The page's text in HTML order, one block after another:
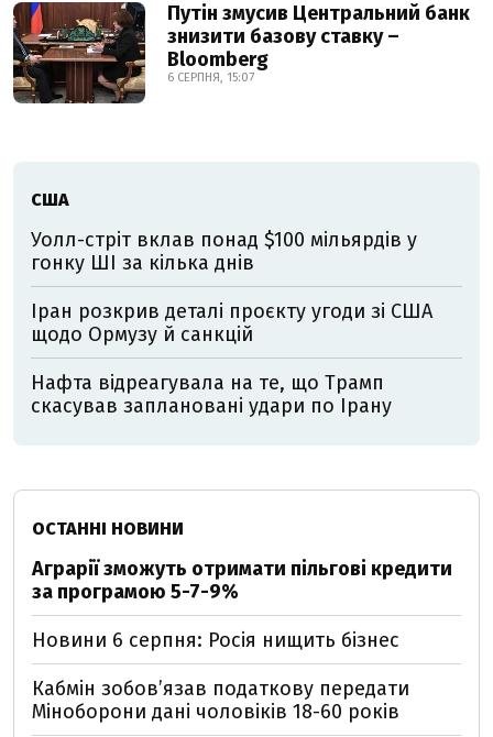
Путін змусив Центральний банк
знизити базову ставку –
Bloomberg
6 СЕРПНЯ, 15:07
США
Уолл-стріт вклав понад $100 мільярдів у
гонку ШІ за кілька днів
Іран розкрив деталі проєкту угоди зі США
щодо Ормузу й санкцій
Нафта відреагувала на те, що Трамп
скасував заплановані удари по Ірану
ОСТАННІ НОВИНИ
Аграрії зможуть отримати пільгові кредити
за програмою 5-7-9%
Новини 6 серпня: Росія нищить бізнес
Кабмін зобовʼязав податкову передати
Міноборони дані чоловіків 18-60 років